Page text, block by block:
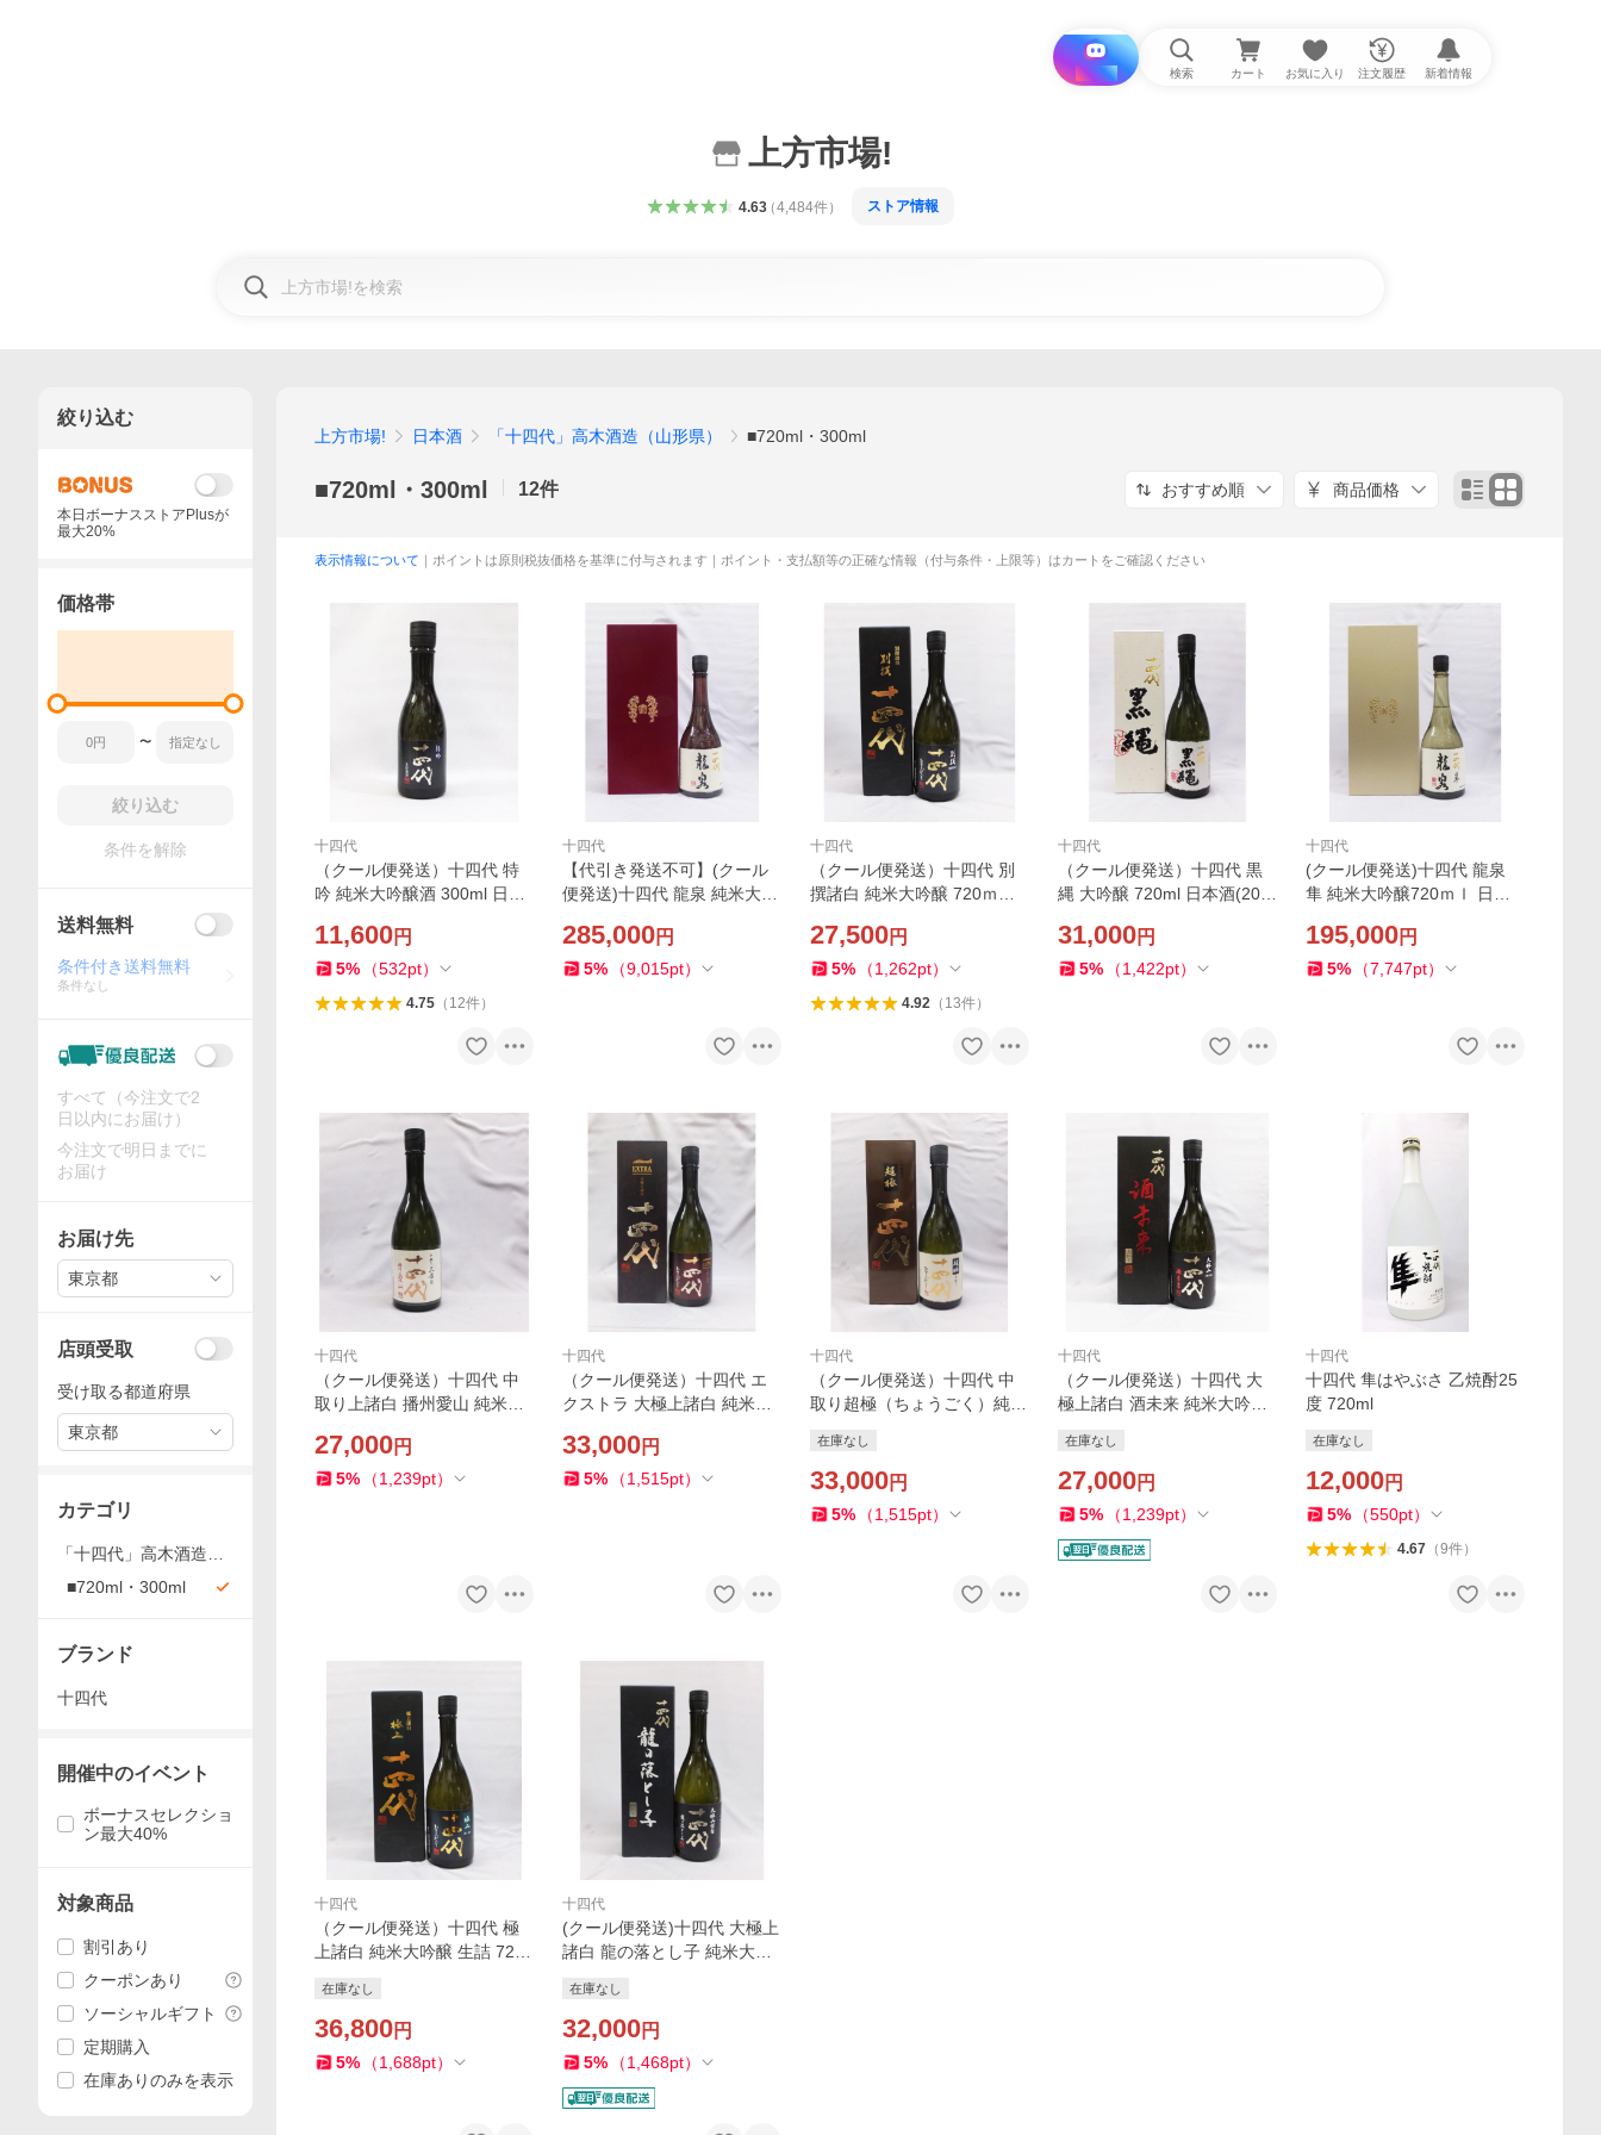
i と探す 検索 カート お気に入り 注文履歴 新着情報
上方市場!
4.63（4,484件） ストア情報
上方市場! 日本酒 「十四代」高木酒造（山形県） ■720ml・300ml
■720ml・300ml 12件 おすすめ順 商品価格
表示情報について ｜ポイントは原則税抜価格を基準に付与されます｜ポイント・支払額等の正確な情報（付与条件・上限等）はカートをご確認ください
十四代
（クール便発送）十四代 特
吟 純米大吟醸酒 300ml 日本
11,600円
5% （532pt）
4.75（ 12件）
十四代
【代引き発送不可】(クール
便発送)十四代 龍泉 純米大吟
（2025年）
285,000円
5% （9,015pt）
十四代
（クール便発送）十四代 別
撰諸白 純米大吟醸 720ｍｌ
27,500円
5% （1,262pt）
4.92（ 13件）
十四代
（クール便発送）十四代 黒
縄 大吟醸 720ml 日本酒(202
31,000円
5% （1,422pt）
十四代
(クール便発送)十四代 龍泉
隼 純米大吟醸720ｍｌ 日本
195,000円
5% （7,747pt）
十四代
（クール便発送）十四代 中
取り上諸白 播州愛山 純米大
年）
27,000円
5% （1,239pt）
十四代
（クール便発送）十四代 エ
クストラ 大極上諸白 純米大
（2026年）
33,000円
5% （1,515pt）
十四代
（クール便発送）十四代 中
取り超極（ちょうごく）純米
6年）
在庫なし
33,000円
5% （1,515pt）
十四代
（クール便発送）十四代 大
極上諸白 酒未来 純米大吟醸
在庫なし
27,000円
5% （1,239pt）
十四代
十四代 隼はやぶさ 乙焼酎25
度 720ml
在庫なし
12,000円
5% （550pt）
4.67（9件）
十四代
（クール便発送）十四代 極
上諸白 純米大吟醸 生詰 720
年）
在庫なし
36,800円
5% （1,688pt）
十四代
(クール便発送)十四代 大極上
諸白 龍の落とし子 純米大吟
年）（箱入）
在庫なし
32,000円
5% （1,468pt）
絞り込む
本日ボーナスストアPlusが
最大20%
価格帯
〜
絞り込む
条件を解除
送料無料
条件付き送料無料
条件なし
すべて（今注文で2
日以内にお届け）
今注文で明日までに
お届け
お届け先
東京都
店頭受取
受け取る都道府県
東京都
カテゴリ
「十四代」高木酒造
（山形県）
■720ml・300ml
ブランド
十四代
開催中のイベント
ボーナスセレクショ
ン最大40%
対象商品
割引あり
クーポンあり
ソーシャルギフト
定期購入
在庫ありのみを表示